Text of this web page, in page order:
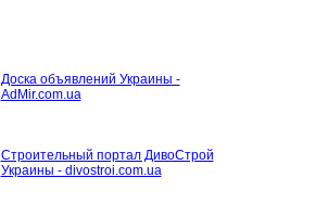
Доска объявлений Украины -
AdMir.com.ua
Строительный портал ДивоСтрой
Украины - divostroi.com.ua